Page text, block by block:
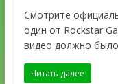
Смотрите
один от Rockstar
видео должно
Читать далее